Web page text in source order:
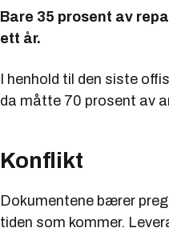
Bare 35 prosent av
ett år.
I henhold til den siste
da måtte 70 prosent av
Konflikt
Dokumentene bærer
tiden som kommer.